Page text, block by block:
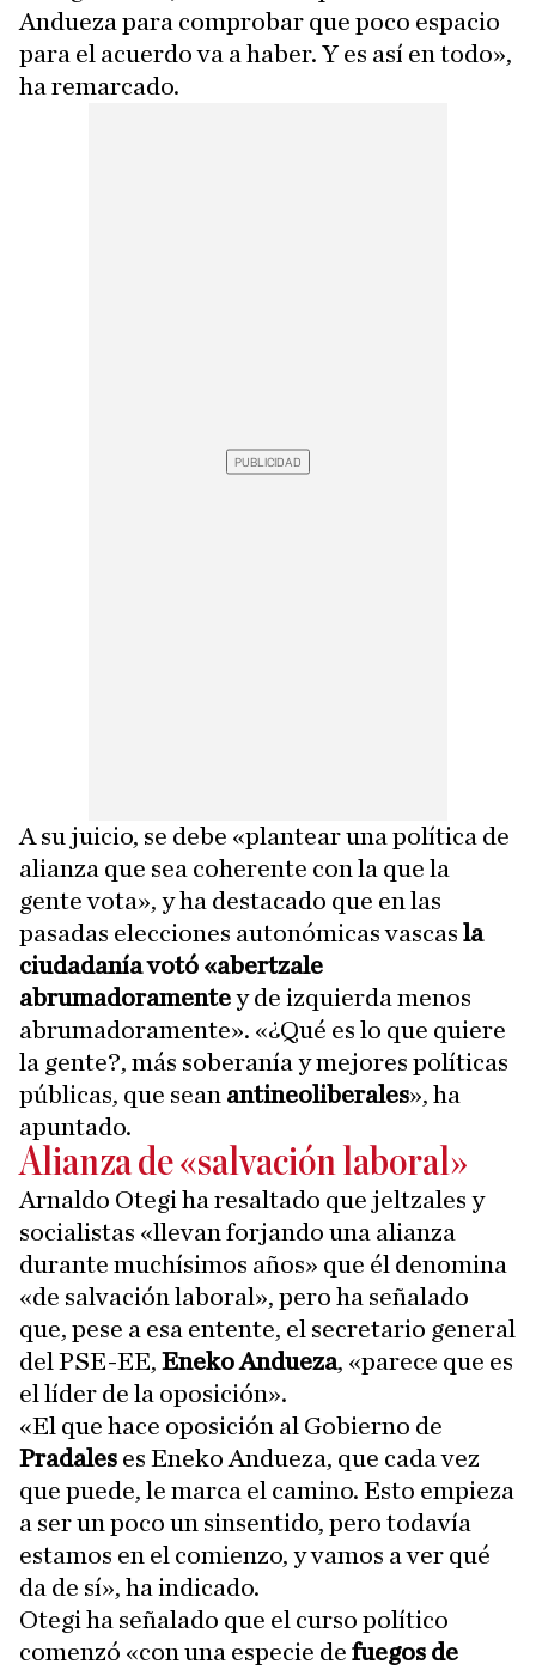
Andueza para comprobar que poco espacio
para el acuerdo va a haber. Y es así en todo»,
ha remarcado.
A su juicio, se debe «plantear una política de
alianza que sea coherente con la que la
gente vota», y ha destacado que en las
pasadas elecciones autonómicas vascas la
ciudadanía votó «abertzale
abrumadoramentey de izquierda menos
abrumadoramente». «¿Qué es lo que quiere
la gente?, más soberanía y mejores políticas
públicas, que sean antineoliberales», ha
apuntado.
Alianza de «salvación laboral»
Arnaldo Otegi ha resaltado que jeltzales y
socialistas «llevan forjando una alianza
durante muchísimos años» que él denomina
«de salvación laboral», pero ha señalado
que, pese a esa entente, el secretario general
del PSE-EE, Eneko Andueza, «parece que es
el líder de la oposición».
«El que hace oposición al Gobierno de
Pradales es Eneko Andueza, que cada vez
que puede, le marca el camino. Esto empieza
a ser un poco un sinsentido, pero todavía
estamos en el comienzo, y vamos a ver qué
da de sí», ha indicado.
Otegi ha señalado que el curso político
comenzó «con una especie de fuegos de